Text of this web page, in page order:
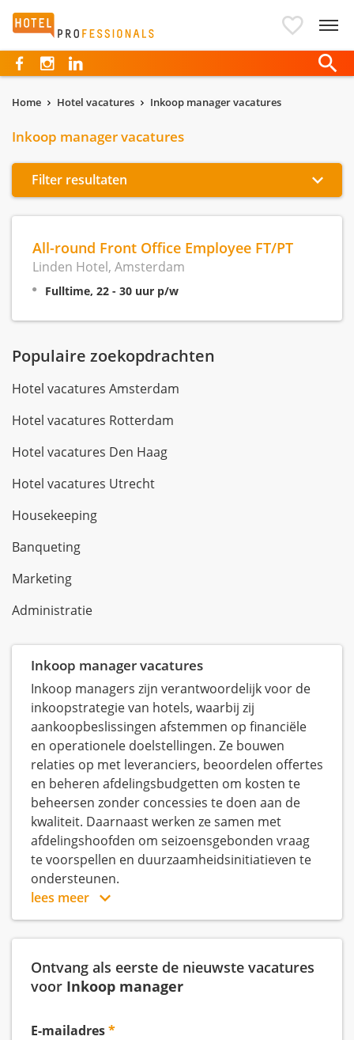
Hotelprofessionals
Home Hotel vacatures Inkoop manager vacatures
Inkoop manager vacatures
Filter resultaten
All-round Front Office Employee FT/PT
Linden Hotel, Amsterdam
Fulltime, 22 - 30 uur p/w
Populaire zoekopdrachten
Hotel vacatures Amsterdam
Hotel vacatures Rotterdam
Hotel vacatures Den Haag
Hotel vacatures Utrecht
Housekeeping
Banqueting
Marketing
Administratie
Inkoop manager vacatures
Inkoop managers zijn verantwoordelijk voor de
inkoopstrategie van hotels, waarbij zij
aankoopbeslissingen afstemmen op financiële
en operationele doelstellingen. Ze bouwen
relaties op met leveranciers, beoordelen offertes
en beheren afdelingsbudgetten om kosten te
beheersen zonder concessies te doen aan de
kwaliteit. Daarnaast werken ze samen met
afdelingshoofden om seizoensgebonden vraag
te voorspellen en duurzaamheidsinitiatieven te
ondersteunen.
lees meer
Ontvang als eerste de nieuwste vacatures
voor Inkoop manager
E-mailadres